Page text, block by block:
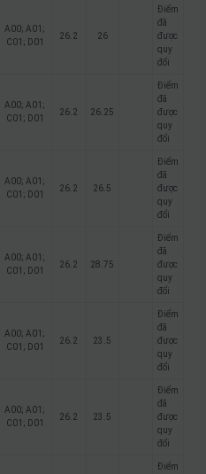
A00; A01;
C01; D01
26.2 26
Điểm
đã
được
quy
đổi
A00; A01;
C01; D01
26.2 26.25
Điểm
đã
được
quy
đổi
A00; A01;
C01; D01
26.2 26.5
Điểm
đã
được
quy
đổi
A00; A01;
C01; D01
26.2 28.75
Điểm
đã
được
quy
đổi
A00; A01;
C01; D01
26.2 23.5
Điểm
đã
được
quy
đổi
A00; A01;
C01; D01
26.2 23.5
Điểm
đã
được
quy
đổi
Điểm